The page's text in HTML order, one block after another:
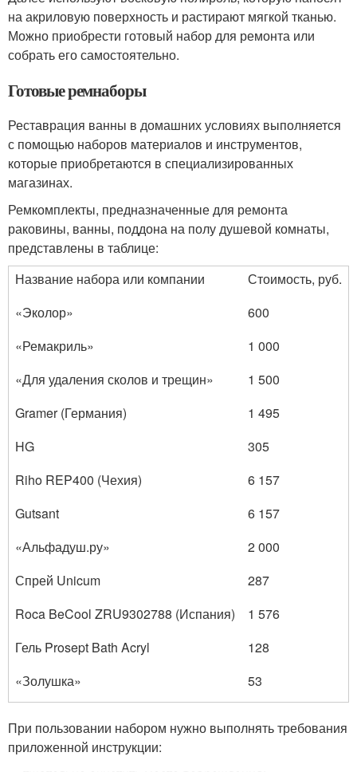
на акриловую поверхность и растирают мягкой тканью.
Можно приобрести готовый набор для ремонта или
собрать его самостоятельно.
Готовые ремнаборы
Реставрация ванны в домашних условиях выполняется
с помощью наборов материалов и инструментов,
которые приобретаются в специализированных
магазинах.
Ремкомплекты, предназначенные для ремонта
раковины, ванны, поддона на полу душевой комнаты,
представлены в таблице:
Название набора или компании
Стоимость, руб.
«Эколор»
600
«Ремакриль»
1 000
«Для удаления сколов и трещин»
1 500
Gramer (Германия)
1 495
HG
305
Riho REP400 (Чехия)
6 157
Gutsant
6 157
«Альфадуш.ру»
2 000
Спрей Unicum
287
Roca BeCool ZRU9302788 (Испания)
1 576
Гель Prosept Bath Acryl
128
«Золушка»
53
При пользовании набором нужно выполнять требования
приложенной инструкции: